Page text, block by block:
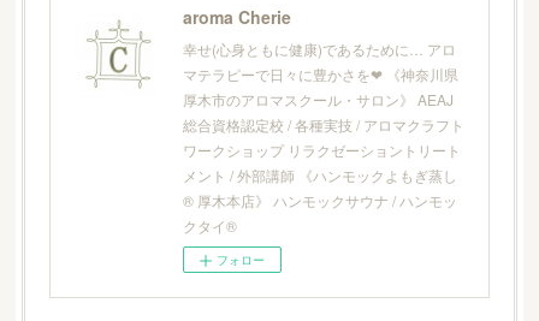
aroma Cherie
幸せ(心身ともに健康)であるために… アロ
マテラピーで日々に豊かさを❤︎ 《神奈川県
厚木市のアロマスクール・サロン》 AEAJ
総合資格認定校 / 各種実技 / アロマクラフト
ワークショップ リラクゼーショントリート
メント / 外部講師 《ハンモックよもぎ蒸し
® 厚木本店》 ハンモックサウナ / ハンモッ
クタイ®
フォロー